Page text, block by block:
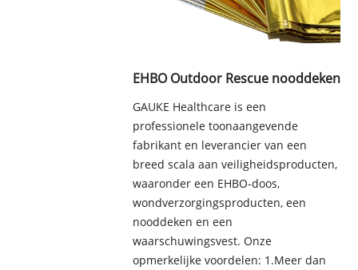
EHBO Outdoor Rescue nooddeken
GAUKE Healthcare is een
professionele toonaangevende
fabrikant en leverancier van een
breed scala aan veiligheidsproducten,
waaronder een EHBO-doos,
wondverzorgingsproducten, een
nooddeken en een
waarschuwingsvest. Onze
opmerkelijke voordelen: 1.Meer dan